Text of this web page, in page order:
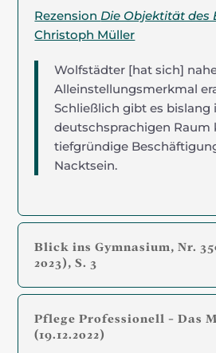
RezensionDie Objektität des
Christoph Müller
Wolfstädter [hat sich]
Alleinstellungsmerkmal
Schließlich gibt es bislang
deutschsprachigen Raum
tiefgründige
Nacktsein.
Blick ins Gymnasium, Nr.
2023), S. 3
Pflege Professionell - Das
(19.12.2022)